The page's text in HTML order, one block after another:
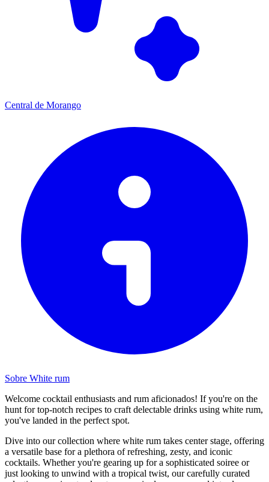
Central de Morango
Sobre White rum
Welcome cocktail enthusiasts and rum aficionados! If you're on the
hunt for top-notch recipes to craft delectable drinks using white rum,
you've landed in the perfect spot.
Dive into our collection where white rum takes center stage, offering
a versatile base for a plethora of refreshing, zesty, and iconic
cocktails. Whether you're gearing up for a sophisticated soiree or
just looking to unwind with a tropical twist, our carefully curated